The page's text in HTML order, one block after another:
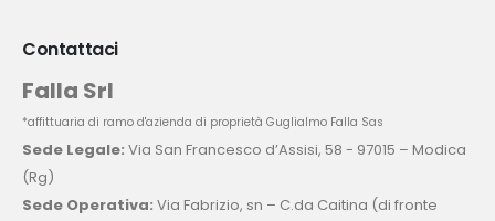
Contattaci
Falla Srl
*affittuaria di ramo d'azienda di proprietà Guglialmo Falla Sas
Sede Legale: Via San Francesco d’Assisi, 58 - 97015 – Modica
(Rg)
Sede Operativa: Via Fabrizio, sn – C.da Caitina (di fronte